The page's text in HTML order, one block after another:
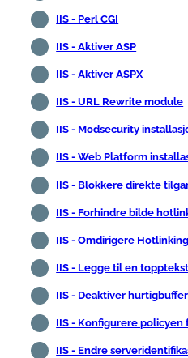
IIS - Perl CGI
IIS - Aktiver ASP
IIS - Aktiver ASPX
IIS - URL Rewrite module
IIS - Modsecurity
IIS - Web Platform
IIS - Blokkere direkte
IIS - Forhindre bilde
IIS - Omdirigere Hotlinking
IIS - Legge til en topptekst
IIS - Deaktiver
IIS - Konfigurere
IIS - Endre